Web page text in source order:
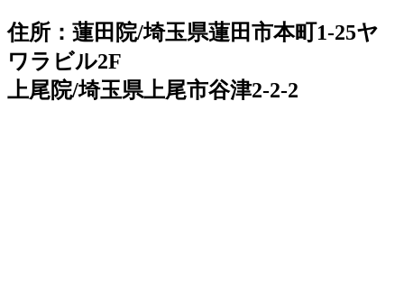
住所：蓮田院/埼玉県蓮田市本町1-25ヤ
ワラビル2F
上尾院/埼玉県上尾市谷津2-2-2